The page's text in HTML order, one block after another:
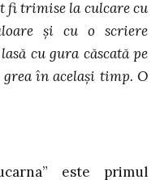
fi trimise la culcare cu
şi cu o scriere
cu gura căscată pe
în acelaşi timp. O
este primul